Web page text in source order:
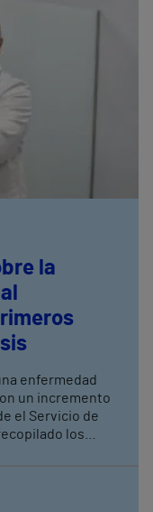
la
enfermedad
un incremento
los